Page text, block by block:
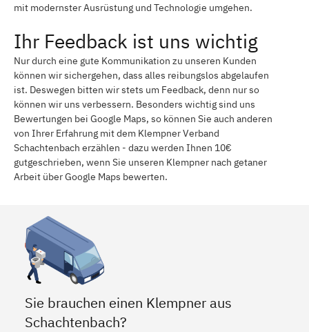
mit modernster Ausrüstung und Technologie umgehen.
Ihr Feedback ist uns wichtig
Nur durch eine gute Kommunikation zu unseren Kunden
können wir sichergehen, dass alles reibungslos abgelaufen
ist. Deswegen bitten wir stets um Feedback, denn nur so
können wir uns verbessern. Besonders wichtig sind uns
Bewertungen bei Google Maps, so können Sie auch anderen
von Ihrer Erfahrung mit dem Klempner Verband
Schachtenbach erzählen - dazu werden Ihnen 10€
gutgeschrieben, wenn Sie unseren Klempner nach getaner
Arbeit über Google Maps bewerten.
Sie brauchen einen Klempner aus
Schachtenbach?